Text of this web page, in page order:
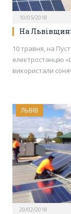
10/05/2018
На
10 травня, на
електростанцію
використали
ЛЬВІВ
20/02/2018